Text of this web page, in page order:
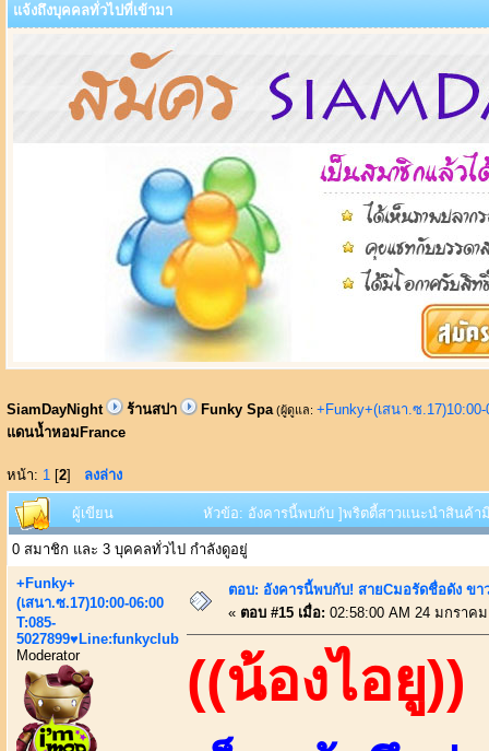
แจ้งถึงบุคคลทั่วไปที่เข้ามา
SiamDayNight ร้านสปา Funky Spa (ผู้ดูแล: +Funky+(เสนา.ซ
แดนน้ำหอมFrance
หน้า: 1 [2] ลงล่าง
ผู้เขียน หัวข้อ: อังคารนี้พบกับ ]พริตตี้สาวแนะนำสินค้า
0 สมาชิก และ 3 บุคคลทั่วไป กำลังดูอยู่
+Funky+
(เสนา.ซ.17)10:00-06:00
T:085-
5027899♥Line:funkyclub
Moderator
ตอบ: อังคารนี้พบกับ! สายCมอรัดชื่อดัง ขา
« ตอบ #15 เมื่อ: 02:58:00 AM 24 มกราค
((น้องไอยู))